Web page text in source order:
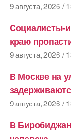
9 августа, 2026 /
Cоциалисты-
краю
9 августа, 2026 /
В Москве на
9 августа, 2026 /
В